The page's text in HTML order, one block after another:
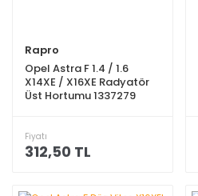
Rapro
Opel Astra F 1.4 / 1.6
X14XE / X16XE Radyatör
Üst Hortumu 1337279
Fiyatı
312,50 TL